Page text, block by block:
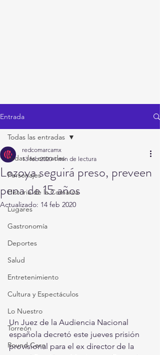
Entrada
Todas las entradas
Personajes
Historia de la Comarca
Lugares
Gastronomía
Deportes
Salud
Entretenimiento
Cultura y Espectáculos
Lo Nuestro
Torreón
Round Cero
Todas las entradas
Lozoya seguirá preso, preveen
pena de 15 años
redcomarcamx
13 feb 2020 1 min de lectura
Actualizado: 14 feb 2020
Un Juez de la Audiencia Nacional
española decretó este jueves prisión
provisional para el ex director de la